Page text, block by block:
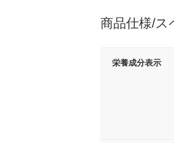
商品仕様/ス
栄養成分表示